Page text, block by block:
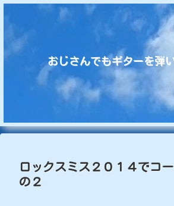
おじさんでもギターを弾
ロックスミス２０１４でコ
の２